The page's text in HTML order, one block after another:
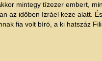
mintegy tízezer embert,
az időben Izráel keze alatt.
fia volt bíró, a ki hatszáz